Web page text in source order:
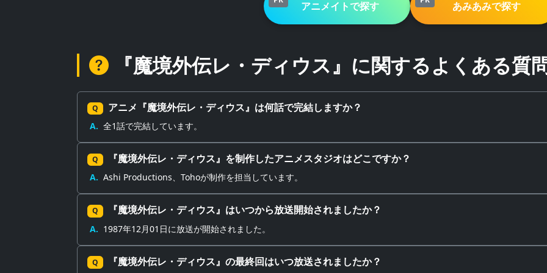
アニメイトで探す あみあみで探す
『魔境外伝レ・ディウス』に関するよくある質
Q アニメ『魔境外伝レ・ディウス』は何話で完結しますか？
A. 全1話で完結しています。
Q 『魔境外伝レ・ディウス』を制作したアニメスタジオはどこですか？
A. Ashi Productions、Tohoが制作を担当しています。
Q 『魔境外伝レ・ディウス』はいつから放送開始されましたか？
A. 1987年12月01日に放送が開始されました。
Q 『魔境外伝レ・ディウス』の最終回はいつ放送されましたか？